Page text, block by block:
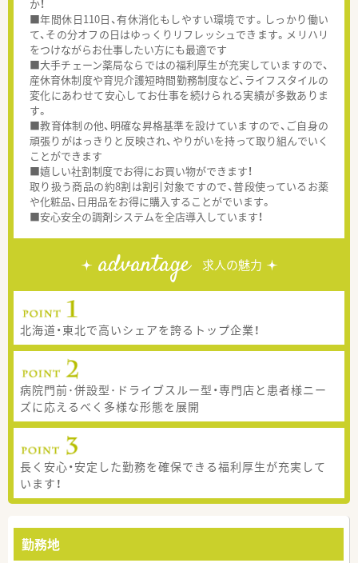
か！
■年間休日110日、有休消化もしやすい環境です。しっかり働い
て、その分オフの日はゆっくりリフレッシュできます。メリハリ
をつけながらお仕事したい方にも最適です
■大手チェーン薬局ならではの福利厚生が充実していますので、
産休育休制度や育児介護短時間勤務制度など、ライフスタイルの
変化にあわせて安心してお仕事を続けられる実績が多数ありま
す。
■教育体制の他、明確な昇格基準を設けていますので、ご自身の
頑張りがはっきりと反映され、やりがいを持って取り組んでいく
ことができます
■嬉しい社割制度でお得にお買い物ができます！
取り扱う商品の約8割は割引対象ですので、普段使っているお薬
や化粧品、日用品をお得に購入することがでいます。
■安心安全の調剤システムを全店導入しています！
advantage 求人の魅力
北海道・東北で高いシェアを誇るトップ企業！
病院門前･併設型･ドライブスルー型・専門店と患者様ニー
ズに応えるべく多様な形態を展開
長く安心・安定した勤務を確保できる福利厚生が充実して
います！
勤務地